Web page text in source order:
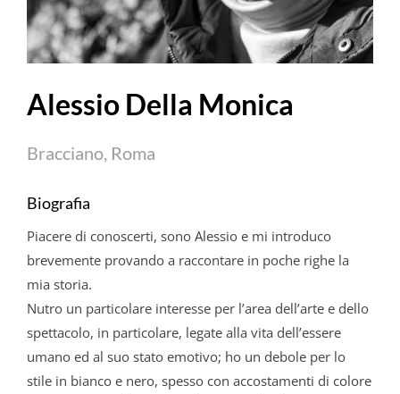
Alessio Della Monica
Bracciano, Roma
Biografia
Piacere di conoscerti, sono Alessio e mi introduco
brevemente provando a raccontare in poche righe la
mia storia.
Nutro un particolare interesse per l’area dell’arte e dello
spettacolo, in particolare, legate alla vita dell’essere
umano ed al suo stato emotivo; ho un debole per lo
stile in bianco e nero, spesso con accostamenti di colore